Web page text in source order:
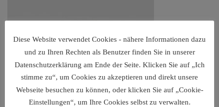
Diese Website verwendet Cookies - nähere Informationen dazu
und zu Ihren Rechten als Benutzer finden Sie in unserer
Datenschutzerklärung am Ende der Seite. Klicken Sie auf „Ich
stimme zu“, um Cookies zu akzeptieren und direkt unsere
Webseite besuchen zu können, oder klicken Sie auf „Cookie-
Einstellungen“, um Ihre Cookies selbst zu verwalten.